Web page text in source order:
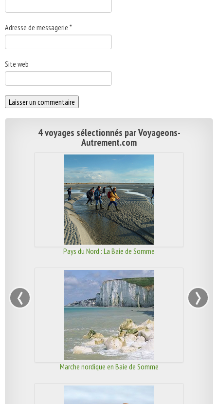
Adresse de messagerie *
Site web
4 voyages sélectionnés par Voyageons-
Autrement.com
Pays du Nord : La Baie de Somme
Marche nordique en Baie de Somme
‹ ›